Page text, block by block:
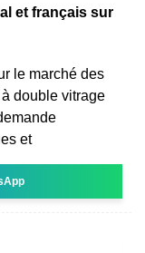
et français sur
le marché des
double vitrage
et